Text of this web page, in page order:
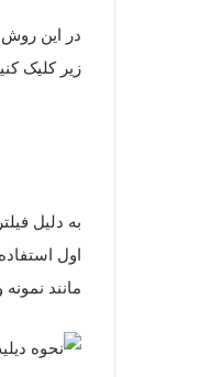
در این روش
زیر کلیک
به دلیل
اول
مانند نمونه